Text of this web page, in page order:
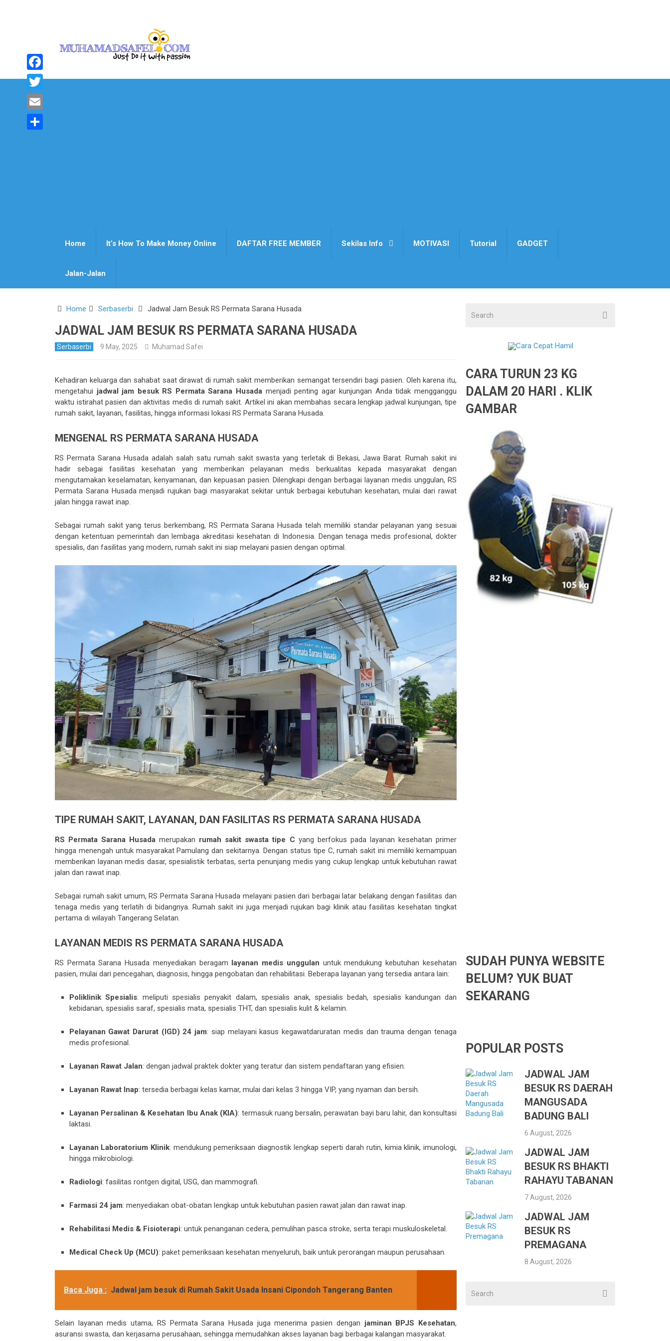
Home It’s How To Make Money Online DAFTAR FREE MEMBER Sekilas Info MOTIVASI Tutorial GADGET
Jalan-Jalan
Home Serbaserbi Jadwal Jam Besuk RS Permata Sarana Husada
JADWAL JAM BESUK RS PERMATA SARANA HUSADA
Serbaserbi 9 May, 2025 Muhamad Safei
Kehadiran keluarga dan sahabat saat dirawat di rumah sakit memberikan semangat tersendiri bagi pasien. Oleh karena itu,
mengetahui jadwal jam besuk RS Permata Sarana Husadamenjadi penting agar kunjungan Anda tidak mengganggu
waktu istirahat pasien dan aktivitas medis di rumah sakit. Artikel ini akan membahas secara lengkap jadwal kunjungan, tipe
rumah sakit, layanan, fasilitas, hingga informasi lokasi RS Permata Sarana Husada.
MENGENAL RS PERMATA SARANA HUSADA
RS Permata Sarana Husada adalah salah satu rumah sakit swasta yang terletak di Bekasi, Jawa Barat. Rumah sakit ini
hadir sebagai fasilitas kesehatan yang memberikan pelayanan medis berkualitas kepada masyarakat dengan
mengutamakan keselamatan, kenyamanan, dan kepuasan pasien. Dilengkapi dengan berbagai layanan medis unggulan, RS
Permata Sarana Husada menjadi rujukan bagi masyarakat sekitar untuk berbagai kebutuhan kesehatan, mulai dari rawat
jalan hingga rawat inap.
Sebagai rumah sakit yang terus berkembang, RS Permata Sarana Husada telah memiliki standar pelayanan yang sesuai
dengan ketentuan pemerintah dan lembaga akreditasi kesehatan di Indonesia. Dengan tenaga medis profesional, dokter
spesialis, dan fasilitas yang modern, rumah sakit ini siap melayani pasien dengan optimal.
TIPE RUMAH SAKIT, LAYANAN, DAN FASILITAS RS PERMATA SARANA HUSADA
RS Permata Sarana Husada merupakan rumah sakit swasta tipe C yang berfokus pada layanan kesehatan primer
hingga menengah untuk masyarakat Pamulang dan sekitarnya. Dengan status tipe C, rumah sakit ini memiliki kemampuan
memberikan layanan medis dasar, spesialistik terbatas, serta penunjang medis yang cukup lengkap untuk kebutuhan rawat
jalan dan rawat inap.
Sebagai rumah sakit umum, RS Permata Sarana Husada melayani pasien dari berbagai latar belakang dengan fasilitas dan
tenaga medis yang terlatih di bidangnya. Rumah sakit ini juga menjadi rujukan bagi klinik atau fasilitas kesehatan tingkat
pertama di wilayah Tangerang Selatan.
LAYANAN MEDIS RS PERMATA SARANA HUSADA
RS Permata Sarana Husada menyediakan beragam layanan medis unggulan untuk mendukung kebutuhan kesehatan
pasien, mulai dari pencegahan, diagnosis, hingga pengobatan dan rehabilitasi. Beberapa layanan yang tersedia antara lain:
Poliklinik Spesialis: meliputi spesialis penyakit dalam, spesialis anak, spesialis bedah, spesialis kandungan dan
kebidanan, spesialis saraf, spesialis mata, spesialis THT, dan spesialis kulit & kelamin.
Pelayanan Gawat Darurat (IGD) 24 jam: siap melayani kasus kegawatdaruratan medis dan trauma dengan tenaga
medis profesional.
Layanan Rawat Jalan: dengan jadwal praktek dokter yang teratur dan sistem pendaftaran yang efisien.
Layanan Rawat Inap: tersedia berbagai kelas kamar, mulai dari kelas 3 hingga VIP, yang nyaman dan bersih.
Layanan Persalinan & Kesehatan Ibu Anak (KIA): termasuk ruang bersalin, perawatan bayi baru lahir, dan konsultasi
laktasi.
Layanan Laboratorium Klinik: mendukung pemeriksaan diagnostik lengkap seperti darah rutin, kimia klinik, imunologi,
hingga mikrobiologi.
Radiologi: fasilitas rontgen digital, USG, dan mammografi.
Farmasi 24 jam: menyediakan obat-obatan lengkap untuk kebutuhan pasien rawat jalan dan rawat inap.
Rehabilitasi Medis & Fisioterapi: untuk penanganan cedera, pemulihan pasca stroke, serta terapi muskuloskeletal.
Medical Check Up (MCU): paket pemeriksaan kesehatan menyeluruh, baik untuk perorangan maupun perusahaan.
Baca Juga : Jadwal jam besuk di Rumah Sakit Usada Insani Cipondoh Tangerang Banten
Selain layanan medis utama, RS Permata Sarana Husada juga menerima pasien dengan jaminan BPJS Kesehatan,
asuransi swasta, dan kerjasama perusahaan, sehingga memudahkan akses layanan bagi berbagai kalangan masyarakat.
Facebook
Twitter
Email
CARA TURUN 23 KG
DALAM 20 HARI . KLIK
GAMBAR
SUDAH PUNYA WEBSITE
BELUM? YUK BUAT
SEKARANG
POPULAR POSTS
JADWAL JAM
BESUK RS DAERAH
MANGUSADA
BADUNG BALI
6 August, 2026
JADWAL JAM
BESUK RS BHAKTI
RAHAYU TABANAN
7 August, 2026
JADWAL JAM
BESUK RS
PREMAGANA
8 August, 2026